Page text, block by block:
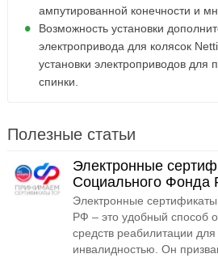
ампутированной конечности и
Возможность установки
электропривода для колясок
установки электроприводов для
спинки.
Полезные статьи
Электронные
Социального Фонда
Электронные
РФ – это удобный способ
средств реабилитации
инвалидностью. Он